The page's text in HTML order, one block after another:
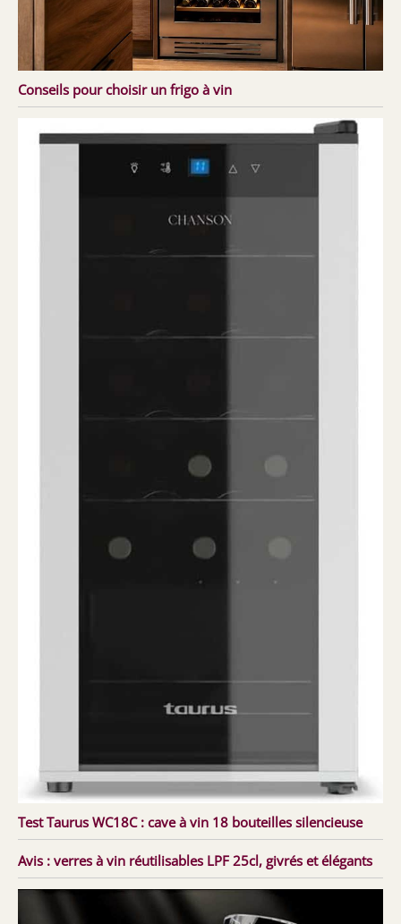
Conseils pour choisir un frigo à vin
Test Taurus WC18C : cave à vin 18 bouteilles silencieuse
Avis : verres à vin réutilisables LPF 25cl, givrés et élégants